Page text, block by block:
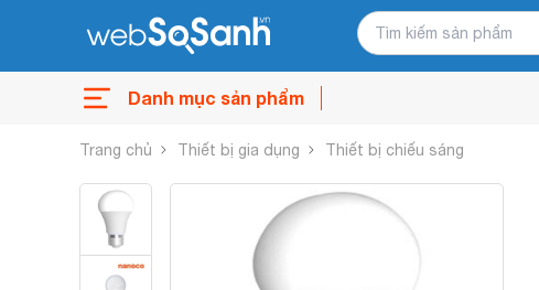
Danh mục sản phẩm
Trang chủ Thiết bị gia dụng Thiết bị chiếu sáng